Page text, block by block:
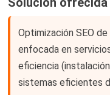
Optimización SEO
enfocada en
eficiencia
sistemas eficientes